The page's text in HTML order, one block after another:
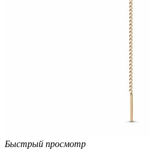
Быстрый просмотр